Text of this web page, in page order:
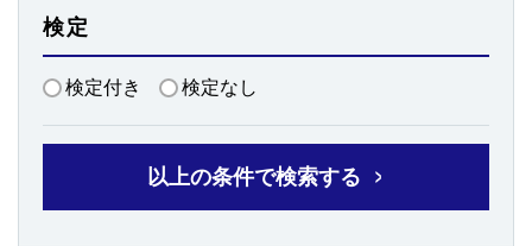
検定
検定付き 検定なし
以上の条件で検索する